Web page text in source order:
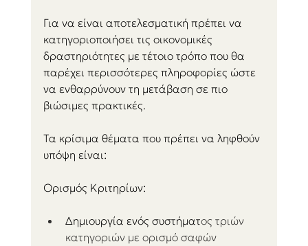
Για να είναι αποτελεσματική πρέπει να
κατηγοριοποιήσει τις οικονομικές
δραστηριότητες με τέτοιο τρόπο που θα
παρέχει περισσότερες πληροφορίες ώστε
να ενθαρρύνουν τη μετάβαση σε πιο
βιώσιμες πρακτικές.
Τα κρίσιμα θέματα που πρέπει να ληφθούν
υπόψη είναι:
Ορισμός Κριτηρίων:
Δημιουργία ενός συστήματος τριών
κατηγοριών με ορισμό σαφών